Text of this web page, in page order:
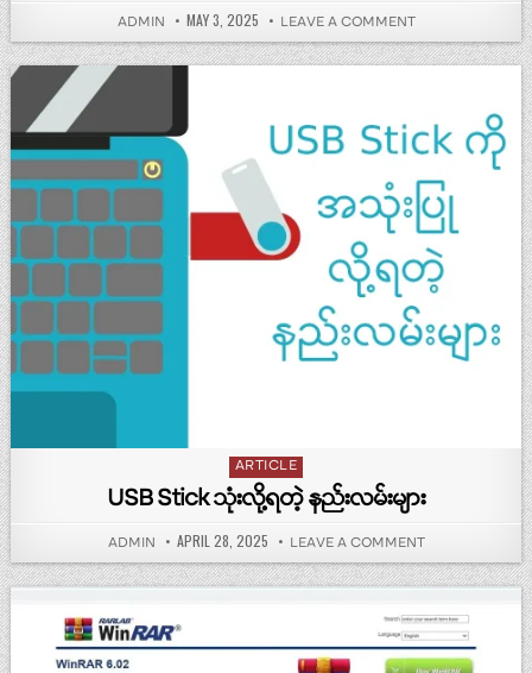
AUTHOR:
ADMIN PUBLISHED DATE:
MAY 3, 2025 LEAVE A COMMENTON ကွန်ပျူတာကို ကြ
Posted in
ARTICLE
USB Stick သုံးလို့ရတဲ့ နည်းလမ်းများ
AUTHOR:
ADMIN PUBLISHED DATE:
APRIL 28, 2025 LEAVE A COMMENTON USB